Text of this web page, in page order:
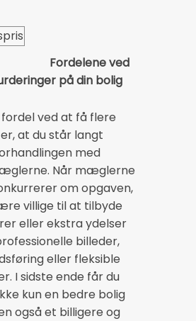
Fordelene ved
på din bolig
ved at få flere
at du står langt
med
Når mæglerne
om opgaven,
villige til at tilbyde
eller ekstra ydelser
billeder,
eller fleksible
I sidste ende får du
kun en bedre bolig
også et billigere og